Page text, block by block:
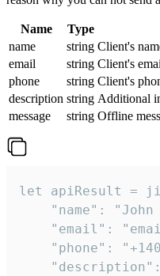
Name Type
name
string Client's
email
string Client's
phone
string Client's
description string Additional
message
string Offline
let apiResult =
"name": "John
"email":
"phone":